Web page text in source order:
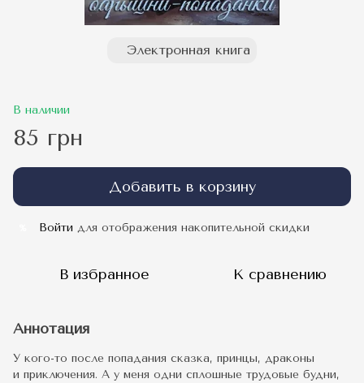
Электронная книга
В наличии
85 грн
Добавить в корзину
Войти для отображения накопительной скидки
В избранное К сравнению
Аннотация
У кого-то после попадания сказка, принцы, драконы
и приключения. А у меня одни сплошные трудовые будни,